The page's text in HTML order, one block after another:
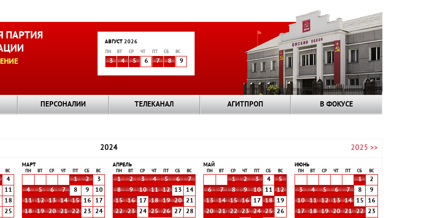
ПАРТИЯ
АВГУСТ 2026
ПН ВТ СР ЧТ СБ ВС
3 4 5 6 7 8 9
ПЕРСОНАЛИИ ТЕЛЕКАНАЛ АГИТПРОП В ФОКУСЕ
2024 2025 >>
ВС
4
11
18
25
МАРТ
ПН ВТ СР ЧТ СБ ВС
1 2
3
4
5 6 7 8 9
10
11
12 13 14 15 16
17
18
19 20 21 22 23
24
АПРЕЛЬ
ПН ВТ СР ЧТ СБ ВС
1 2 3 4 5 6
7
8
9 10 11 12 13
14
15
16 17 18 19 20
21
22
23 24 25 26 27
28
МАЙ
ПН ВТ СР ЧТ СБ ВС
1 2 3 4
5
6
7 8 9 10 11
12
13
14 15 16 17 18
19
20
21 22 23 24 25
26
ИЮНЬ
ПН ВТ СР ЧТ СБ ВС
1
2
3
4 5 6 7 8
9
10
11 12 13 14 15
16
17
18 19 20 21 22
23